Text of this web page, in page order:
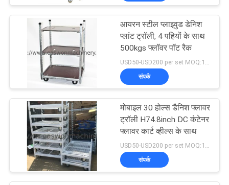
कारखाना
भ्रमण
नियंत्रण
संपर्क
वुडवर्किंग थिकनेस मशीन
29
वुडवर्किंग एज बैंडिंग मशीन
20
आयरन स्टील प्लाइवुड डेनिश
प्लांट ट्रॉली, 4 पहियों के साथ
500kgs फ्लॉवर पॉट रैक
संपर्क
मोबाइल 30 होल्स डैनिश फ्लावर
ट्रॉली H74.8inch DC कंटेनर
फ्लावर कार्ट व्हील्स के साथ
संपर्क